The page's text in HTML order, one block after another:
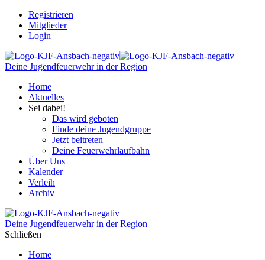
Registrieren
Mitglieder
Login
Deine Jugendfeuerwehr in der Region
Home
Aktuelles
Sei dabei!
Das wird geboten
Finde deine Jugendgruppe
Jetzt beitreten
Deine Feuerwehrlaufbahn
Über Uns
Kalender
Verleih
Archiv
Deine Jugendfeuerwehr in der Region
Schließen
Home